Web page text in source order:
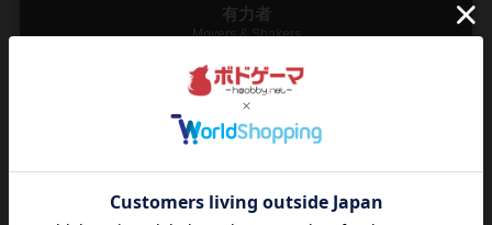
有力者
Movers & Shakers
19世紀ベンガルを舞台に鉄道王としてプレイします。 貨物輸送、契約